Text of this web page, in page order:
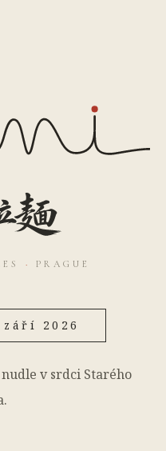
· PRAGUE
2026
v srdci Starého